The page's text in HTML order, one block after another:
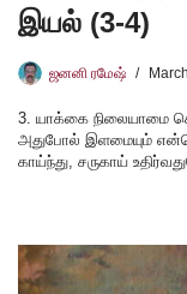
இயல் (3-4)
ஜனனி ரமேஷ்
3. யாக்கை நிலையாமை
அதுபோல் இளமையும்
காய்ந்து, சருகாய்